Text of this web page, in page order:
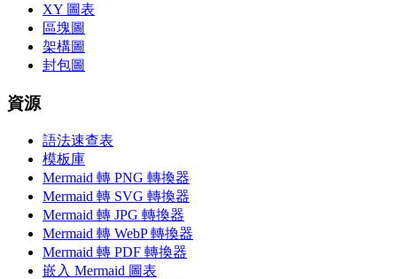
XY 圖表
區塊圖
架構圖
封包圖
資源
語法速查表
模板庫
Mermaid 轉 PNG 轉換器
Mermaid 轉 SVG 轉換器
Mermaid 轉 JPG 轉換器
Mermaid 轉 WebP 轉換器
Mermaid 轉 PDF 轉換器
嵌入 Mermaid 圖表